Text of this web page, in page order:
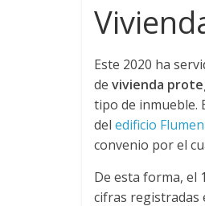
p
o
s
y
Este 2020 ha
de vivienda
tipo de inmueble.
del edificio
convenio por el
De esta forma, el
cifras registradas